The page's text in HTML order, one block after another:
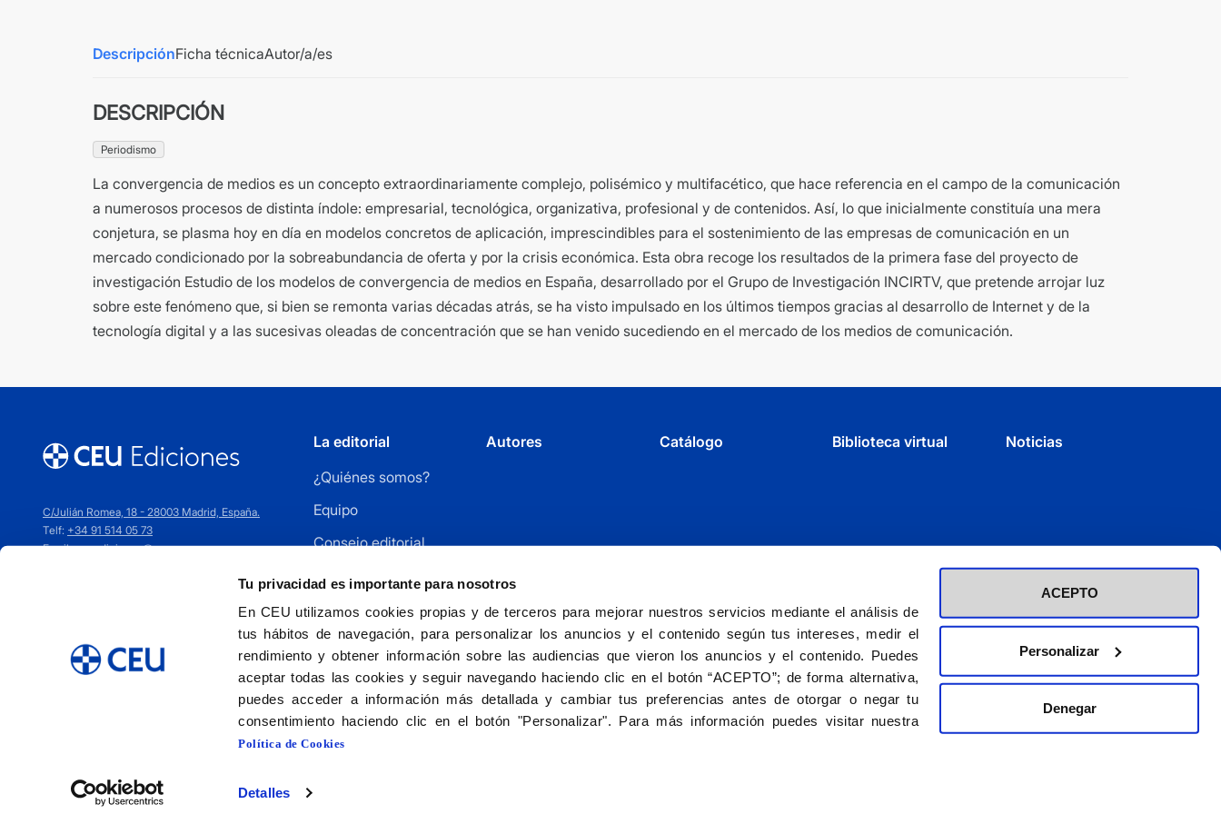
Tu privacidad es importante para nosotros
En CEU utilizamos cookies propias y de terceros para mejorar nuestros servicios mediante el análisis de
tus hábitos de navegación, para personalizar los anuncios y el contenido según tus intereses, medir el
rendimiento y obtener información sobre las audiencias que vieron los anuncios y el contenido. Puedes
aceptar todas las cookies y seguir navegando haciendo clic en el botón “ACEPTO”; de forma alternativa,
puedes acceder a información más detallada y cambiar tus preferencias antes de otorgar o negar tu
consentimiento haciendo clic en el botón "Personalizar". Para más información puedes visitar nuestra
Política de Cookies
Detalles
ACEPTO
Personalizar
Denegar
DescripciónFicha técnicaAutor/a/es
DESCRIPCIÓN
Periodismo
La convergencia de medios es un concepto extraordinariamente complejo, polisémico y multifacético, que hace referencia en el campo de la comunicación
a numerosos procesos de distinta índole: empresarial, tecnológica, organizativa, profesional y de contenidos. Así, lo que inicialmente constituía una mera
conjetura, se plasma hoy en día en modelos concretos de aplicación, imprescindibles para el sostenimiento de las empresas de comunicación en un
mercado condicionado por la sobreabundancia de oferta y por la crisis económica. Esta obra recoge los resultados de la primera fase del proyecto de
investigación Estudio de los modelos de convergencia de medios en España, desarrollado por el Grupo de Investigación INCIRTV, que pretende arrojar luz
sobre este fenómeno que, si bien se remonta varias décadas atrás, se ha visto impulsado en los últimos tiempos gracias al desarrollo de Internet y de la
tecnología digital y a las sucesivas oleadas de concentración que se han venido sucediendo en el mercado de los medios de comunicación.
C/Julián Romea, 18 - 28003 Madrid, España.
Telf: +34 91 514 05 73
Email:ceuediciones@ceu.es
La editorial
¿Quiénes somos?
Equipo
Consejo editorial
Cómo publicar
Distribuidores
Contacto
Autores Catálogo Biblioteca virtual Noticias
Fundación Universitaria San Pablo CEU - entidad inscrita en el Registro de Fundaciones con el nº 60 / CIF (G-28423275)
El CEU es una obra de la Asociación Católica de Propagandistas